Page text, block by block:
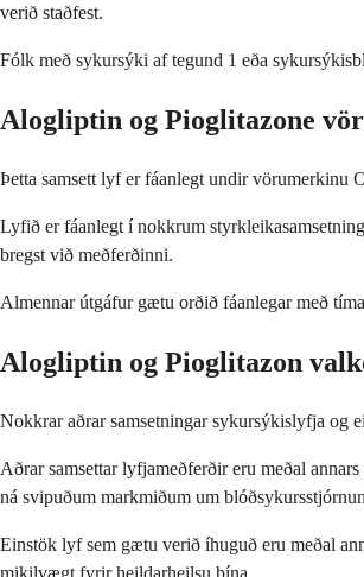
verið staðfest.
Fólk með sykursýki af tegund 1 eða
Alogliptin og Pioglitazone
Þetta samsett lyf er fáanlegt undir vörumerkinu
Lyfið er fáanlegt í nokkrum
bregst við meðferðinni.
Almennar útgáfur gætu orðið fáanlegar með
Alogliptin og Pioglitazon
Nokkrar aðrar samsetningar sykursýkislyfja og
Aðrar samsettar lyfjameðferðir eru meðal
ná svipuðum markmiðum um
Einstök lyf sem gætu verið íhuguð eru meðal
mikilvægt fyrir heildarheilsu þína.